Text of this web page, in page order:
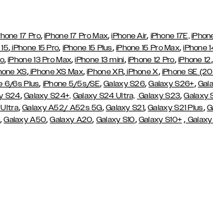
17 Pro,iPhone 17 Pro Max,iPhone Air, iPhone 17E,
, iPhone 15 Pro, iPhone 15 Plus, iPhone 15 Pro Max,iPhone
,iPhone 13 Pro Max,iPhone 13 mini, iPhone 12 Pro, iPhone 12,
XS,iPhone XS Max,iPhone XR,iPhone X, iPhone SE
6/6s Plus, iPhone 5/5s/SE,Galaxy S26,Galaxy S26+,
S24, Galaxy S24+, Galaxy S24 Ultra, Galaxy S23,Galaxy
,Galaxy A52/ A52s 5G, Galaxy S21,Galaxy S21 Plus,
,Galaxy A50,Galaxy A20, Galaxy S10, Galaxy S10+ , Galaxy